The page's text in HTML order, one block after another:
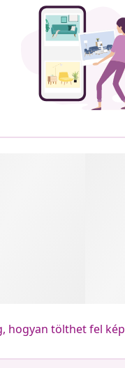
hogyan tölthet fel